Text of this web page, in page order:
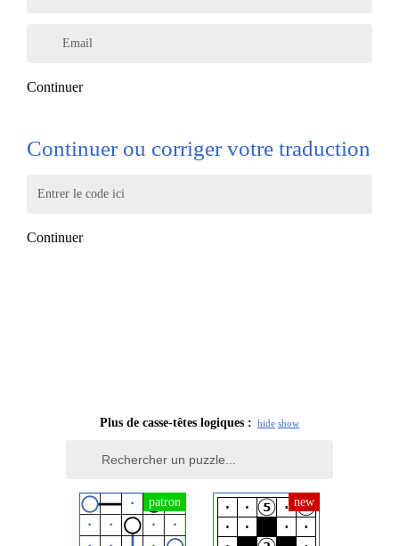
Email
Continuer
Continuer ou corriger votre traduction
Entrer le code ici
Continuer
Plus de casse-têtes logiques : hide show